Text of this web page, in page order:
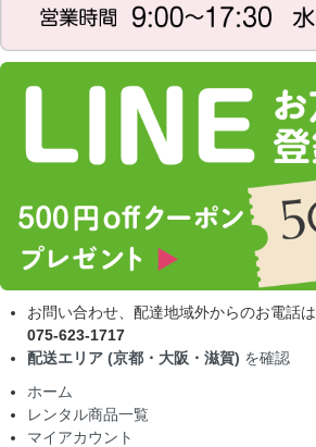
お問い合わせ、配達地域外からのお電話は
075-623-1717
配送エリア (京都・大阪・滋賀) を確認
ホーム
レンタル商品一覧
マイアカウント